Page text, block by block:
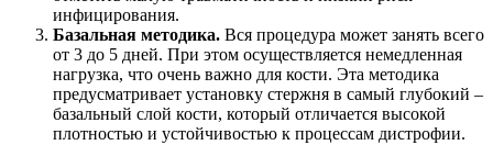
инфицирования.
Базальная методика. Вся процедура может занять всего
от 3 до 5 дней. При этом осуществляется немедленная
нагрузка, что очень важно для кости. Эта методика
предусматривает установку стержня в самый глубокий –
базальный слой кости, который отличается высокой
плотностью и устойчивостью к процессам дистрофии.